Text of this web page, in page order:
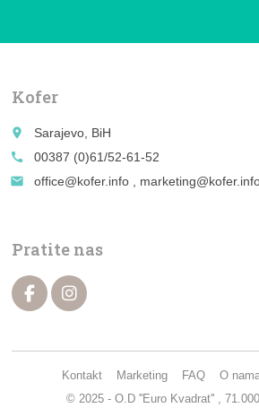
Kofer
place
Sarajevo, BiH
call
00387 (0)61/52-61-52
email
office@kofer.info ,
Pratite nas
© 2025 - O.D ''Euro Kvadrat'' ,
Kontakt Marketing FAQ O